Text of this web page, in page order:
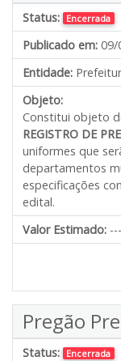
Status: Encerrada
Publicado em: 09/
Entidade:
Objeto:
Constitui objeto
REGISTRO DE
uniformes que
departamentos
especificações
edital.
Valor Estimado: ---
Pregão
Status: Encerrada